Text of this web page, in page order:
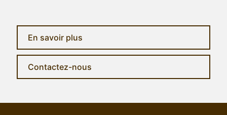
En savoir plus
Contactez-nous